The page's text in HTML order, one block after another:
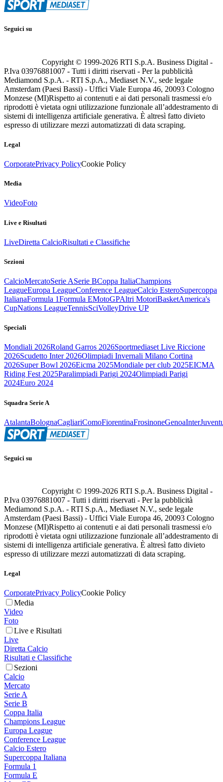
Seguici su
Copyright © 1999-2026 RTI S.p.A. Business Digital -
P.Iva 03976881007 - Tutti i diritti riservati - Per la pubblicità
Mediamond S.p.A. - RTI S.p.A., Mediaset N.V., sede legale
Amsterdam (Paesi Bassi) - Uffici Viale Europa 46, 20093 Cologno
Monzese (MI)Rispetto ai contenuti e ai dati personali trasmessi e/o
riprodotti è vietata ogni utilizzazione funzionale all’addestramento di
sistemi di intelligenza artificiale generativa. È altresì fatto divieto
espresso di utilizzare mezzi automatizzati di data scraping.
Legal
CorporatePrivacy PolicyCookie Policy
Media
VideoFoto
Live e Risultati
LiveDiretta CalcioRisultati e Classifiche
Sezioni
CalcioMercatoSerie ASerie BCoppa ItaliaChampions
LeagueEuropa LeagueConference LeagueCalcio EsteroSupercoppa
ItalianaFormula 1Formula EMotoGPAltri MotoriBasketAmerica's
CupNations LeagueTennisSciVolleyDrive UP
Speciali
Mondiali 2026Roland Garros 2026Sportmediaset Live Riccione
2026Scudetto Inter 2026Olimpiadi Invernali Milano Cortina
2026Super Bowl 2026Eicma 2025Mondiale per club 2025EICMA
Riding Fest 2025Paralimpiadi Parigi 2024Olimpiadi Parigi
2024Euro 2024
Squadra Serie A
AtalantaBolognaCagliariComoFiorentinaFrosinoneGenoaInter
Seguici su
Copyright © 1999-2026 RTI S.p.A. Business Digital -
P.Iva 03976881007 - Tutti i diritti riservati - Per la pubblicità
Mediamond S.p.A. - RTI S.p.A., Mediaset N.V., sede legale
Amsterdam (Paesi Bassi) - Uffici Viale Europa 46, 20093 Cologno
Monzese (MI)Rispetto ai contenuti e ai dati personali trasmessi e/o
riprodotti è vietata ogni utilizzazione funzionale all’addestramento di
sistemi di intelligenza artificiale generativa. È altresì fatto divieto
espresso di utilizzare mezzi automatizzati di data scraping.
Legal
CorporatePrivacy PolicyCookie Policy
Media
Video
Foto
Live e Risultati
Live
Diretta Calcio
Risultati e Classifiche
Sezioni
Calcio
Mercato
Serie A
Serie B
Coppa Italia
Champions League
Europa League
Conference League
Calcio Estero
Supercoppa Italiana
Formula 1
Formula E